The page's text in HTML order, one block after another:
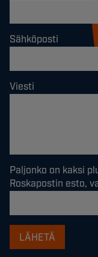
Sähköposti
Viesti
Paljonko on kaksi
Roskapostin esto,